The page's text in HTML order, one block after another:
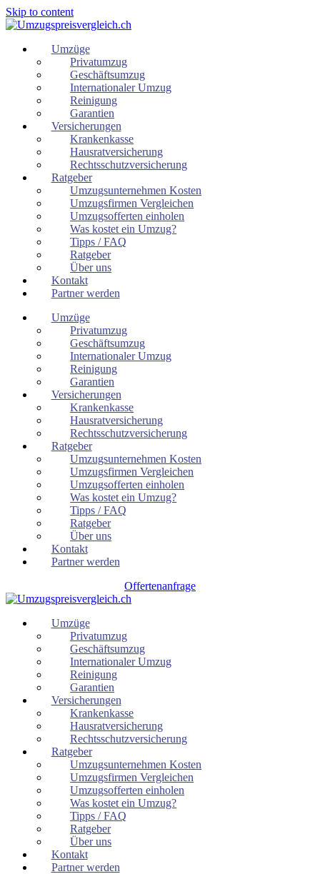
Skip to content
Umzüge
Privatumzug
Geschäftsumzug
Internationaler Umzug
Reinigung
Garantien
Versicherungen
Krankenkasse
Hausratversicherung
Rechtsschutzversicherung
Ratgeber
Umzugsunternehmen Kosten
Umzugsfirmen Vergleichen
Umzugsofferten einholen
Was kostet ein Umzug?
Tipps / FAQ
Ratgeber
Über uns
Kontakt
Partner werden
Umzüge
Privatumzug
Geschäftsumzug
Internationaler Umzug
Reinigung
Garantien
Versicherungen
Krankenkasse
Hausratversicherung
Rechtsschutzversicherung
Ratgeber
Umzugsunternehmen Kosten
Umzugsfirmen Vergleichen
Umzugsofferten einholen
Was kostet ein Umzug?
Tipps / FAQ
Ratgeber
Über uns
Kontakt
Partner werden
Offertenanfrage
Umzüge
Privatumzug
Geschäftsumzug
Internationaler Umzug
Reinigung
Garantien
Versicherungen
Krankenkasse
Hausratversicherung
Rechtsschutzversicherung
Ratgeber
Umzugsunternehmen Kosten
Umzugsfirmen Vergleichen
Umzugsofferten einholen
Was kostet ein Umzug?
Tipps / FAQ
Ratgeber
Über uns
Kontakt
Partner werden